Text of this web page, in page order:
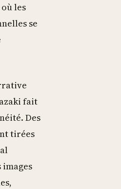
où les
se
fait
Des
tirées
images